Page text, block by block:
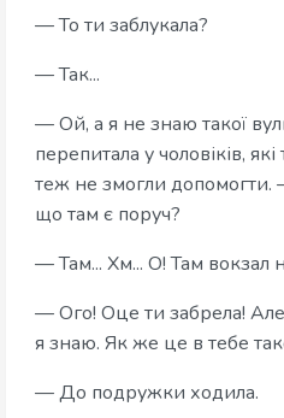
— То ти заблукала?
— Так...
— Ой, а я не знаю такої
перепитала у чоловіків, які
теж не змогли
що там є поруч?
— Там... Хм... О! Там вокзал
— Ого! Оце ти забрела! Але
я знаю. Як же це в тебе
— До подружки ходила.